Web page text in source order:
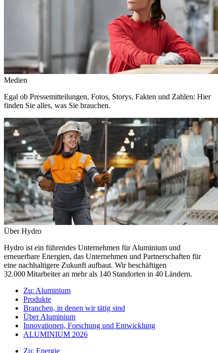
Medien
Egal ob Pressemitteilungen, Fotos, Storys, Fakten und Zahlen: Hier
finden Sie alles, was Sie brauchen.
Über Hydro
Hydro ist ein führendes Unternehmen für Aluminium und
erneuerbare Energien, das Unternehmen und Partnerschaften für
eine nachhaltigere Zukunft aufbaut. Wir beschäftigen
32.000 Mitarbeiter an mehr als 140 Standorten in 40 Ländern.
Zu: Aluminium
Produkte
Branchen, in denen wir tätig sind
Über Aluminium
Innovationen, Forschung und Entwicklung
ALUMINIUM 2026
Zu: Energie